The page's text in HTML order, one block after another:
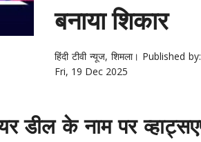
बनाया शिकार
हिंदी टीवी न्यूज, शिमला। Published
Fri, 19 Dec 2025
डील के नाम पर